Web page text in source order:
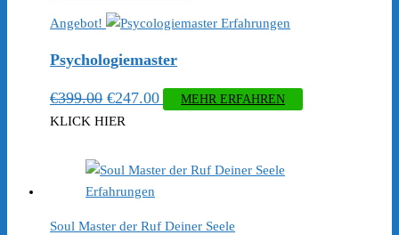
Angebot!
Psychologiemaster
€399.00 Ursprünglicher
Preis
€399.00
€247.00Aktueller
€247.00.
MEHR ERFAHREN
KLICK HIER
Soul Master der Ruf Deiner Seele